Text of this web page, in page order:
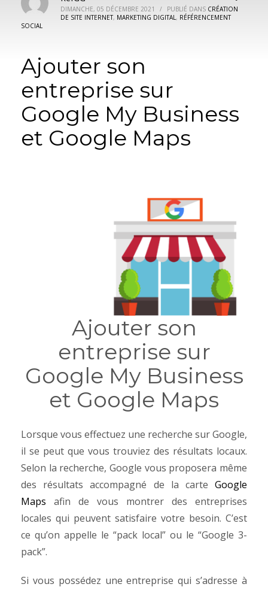
DIMANCHE, 05 DÉCEMBRE 2021 / PUBLIÉ DANS CRÉATION
DE SITE INTERNET, MARKETING DIGITAL, RÉFÉRENCEMENT
SOCIAL
Ajouter son
entreprise sur
Google My Business
et Google Maps
Ajouter son
entreprise sur
Google My Business
et Google Maps
Lorsque vous effectuez une recherche sur Google,
il se peut que vous trouviez des résultats locaux.
Selon la recherche, Google vous proposera même
des résultats accompagné de la carte Google
Maps afin de vous montrer des entreprises
locales qui peuvent satisfaire votre besoin. C’est
ce qu’on appelle le “pack local” ou le “Google 3-
pack”.
Si vous possédez une entreprise qui s’adresse à